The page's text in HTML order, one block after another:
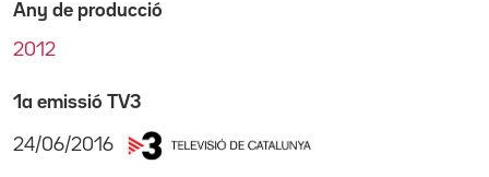
Any de producció
2012
1a emissió TV3
24/06/2016